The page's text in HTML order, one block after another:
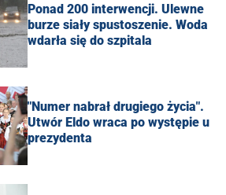
Ponad 200 interwencji. Ulewne
burze siały spustoszenie. Woda
wdarła się do szpitala
"Numer nabrał drugiego życia".
Utwór Eldo wraca po występie u
prezydenta